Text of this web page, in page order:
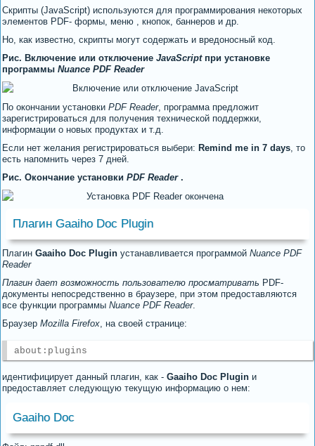
Скрипты (JavaScript) используются для программирования некоторых
элементов PDF- формы, меню , кнопок, баннеров и др.
Но, как известно, скрипты могут содержать и вредоносный код.
Рис. Включение или отключение JavaScriptпри установке
программы Nuance PDF Reader
По окончании установки PDF Reader, программа предложит
зарегистрироваться для получения технической поддержки,
информации о новых продуктах и т.д.
Если нет желания регистрироваться выбери: Remind me in 7 days, то
есть напомнить через 7 дней.
Рис. Окончание установки PDF Reader.
Плагин Gaaiho Doc Plugin
Плагин Gaaiho Doc Plugin устанавливается программой Nuance PDF
Reader
Плагин дает возможность пользователю просматривать PDF-
документы непосредственно в браузере, при этом предоставляются
все функции программы Nuance PDF Reader.
Браузер Mozilla Firefox, на своей странице:
about:plugins
идентифицирует данный плагин, как - Gaaiho Doc Plugin и
предоставляет следующую текущую информацию о нем:
Gaaiho Doc